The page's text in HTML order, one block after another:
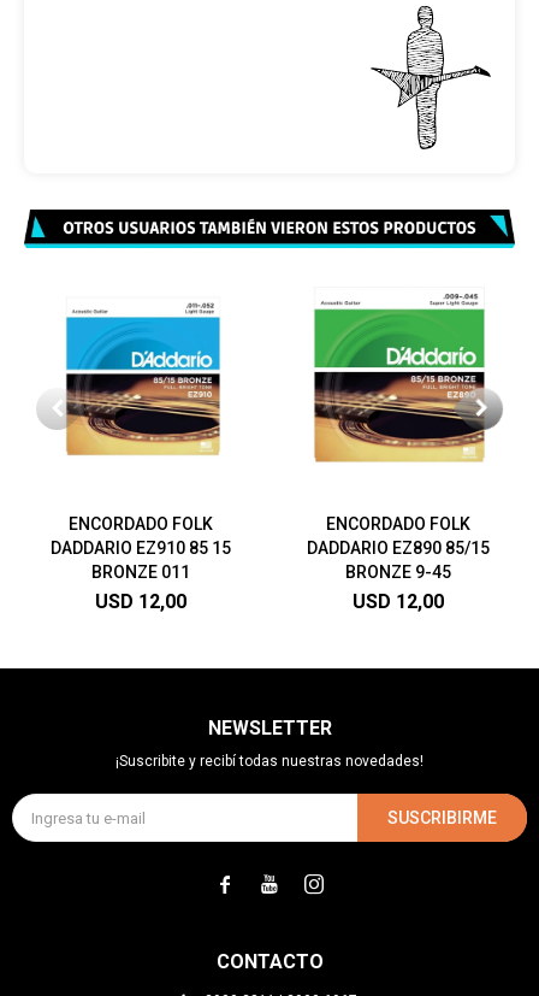
ENCORDADO FOLK
DADDARIO EZ910 85 15
BRONZE 011
USD 12,00
ENCORDADO FOLK
DADDARIO EZ890 85/15
BRONZE 9-45
USD 12,00
CONTACTO
NEWSLETTER
¡Suscribite y recibí todas nuestras novedades!
SUSCRIBIRME
  